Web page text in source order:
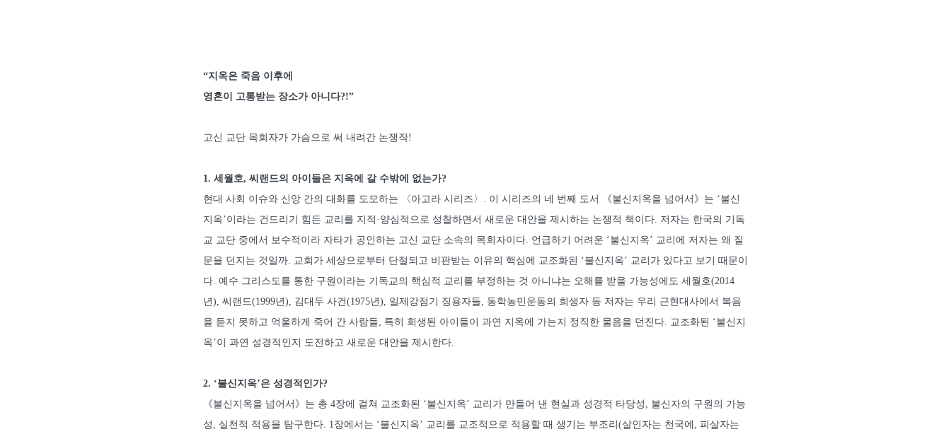
“지옥은 죽음 이후에
영혼이 고통받는 장소가 아니다?!”
고신 교단 목회자가 가슴으로 써 내려간 논쟁작!
1. 세월호, 씨랜드의 아이들은 지옥에 갈 수밖에 없는가?
현대 사회 이슈와 신앙 간의 대화를 도모하는 〈아고라 시리즈〉. 이 시리즈의 네 번째 도서 《불신지옥을 넘어서》는 ‘불신
지옥’이라는 건드리기 힘든 교리를 지적·양심적으로 성찰하면서 새로운 대안을 제시하는 논쟁적 책이다. 저자는 한국의 기독
교 교단 중에서 보수적이라 자타가 공인하는 고신 교단 소속의 목회자이다. 언급하기 어려운 ‘불신지옥’ 교리에 저자는 왜 질
문을 던지는 것일까. 교회가 세상으로부터 단절되고 비판받는 이유의 핵심에 교조화된 ‘불신지옥’ 교리가 있다고 보기 때문이
다. 예수 그리스도를 통한 구원이라는 기독교의 핵심적 교리를 부정하는 것 아니냐는 오해를 받을 가능성에도 세월호(2014
년), 씨랜드(1999년), 김대두 사건(1975년), 일제강점기 징용자들, 동학농민운동의 희생자 등 저자는 우리 근현대사에서 복음
을 듣지 못하고 억울하게 죽어 간 사람들, 특히 희생된 아이들이 과연 지옥에 가는지 정직한 물음을 던진다. 교조화된 ‘불신지
옥’이 과연 성경적인지 도전하고 새로운 대안을 제시한다.
2. ‘불신지옥’은 성경적인가?
《불신지옥을 넘어서》는 총 4장에 걸쳐 교조화된 ‘불신지옥’ 교리가 만들어 낸 현실과 성경적 타당성, 불신자의 구원의 가능
성, 실천적 적용을 탐구한다. 1장에서는 ‘불신지옥’ 교리를 교조적으로 적용할 때 생기는 부조리(살인자는 천국에, 피살자는